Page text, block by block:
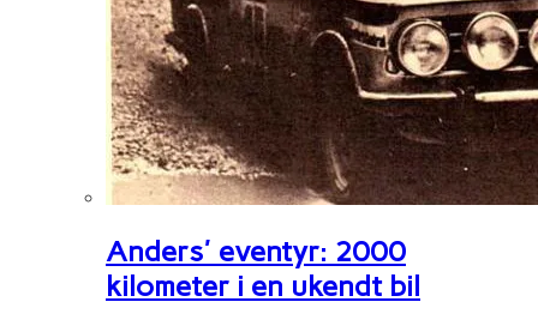
Anders' eventyr: 2000
kilometer i en ukendt bil